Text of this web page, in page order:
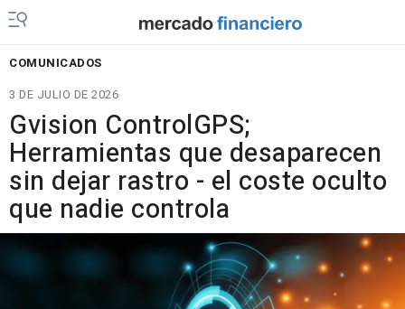
COMUNICADOS
3 DE JULIO DE 2026
Gvision ControlGPS;
Herramientas que desaparecen
sin dejar rastro - el coste oculto
que nadie controla